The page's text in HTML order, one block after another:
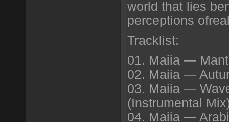
world that lies
perceptions
Tracklist:
01. Maiia —
02. Maiia —
03. Maiia —
(Instrumental
04. Maiia —